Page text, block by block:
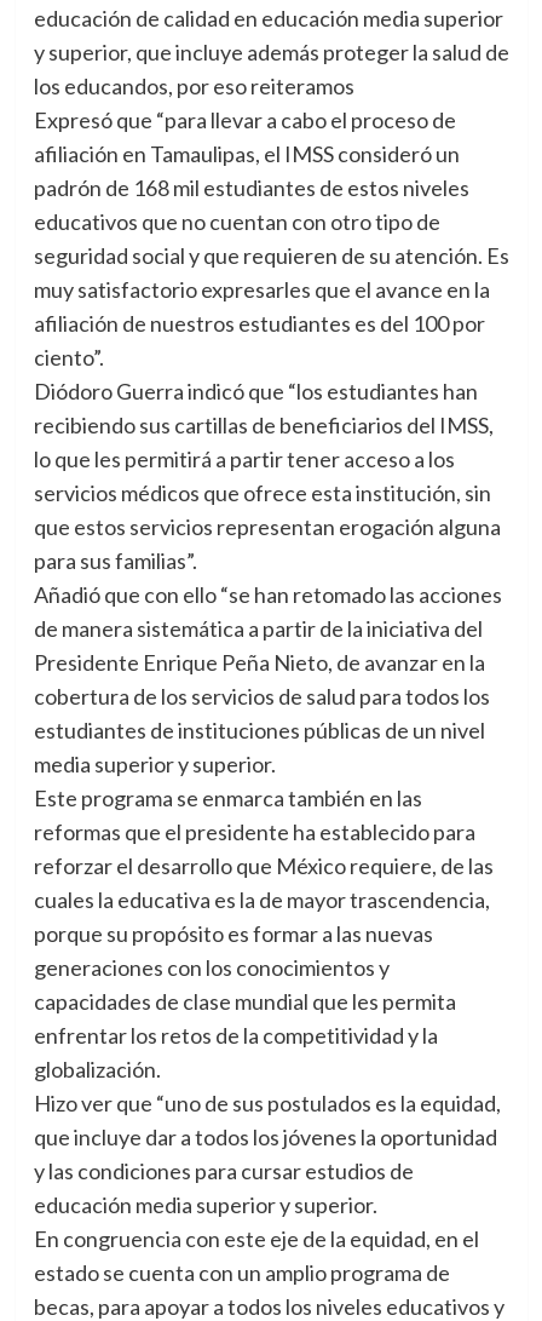
educación de calidad en educación media superior
y superior, que incluye además proteger la salud de
los educandos, por eso reiteramos
Expresó que “para llevar a cabo el proceso de
afiliación en Tamaulipas, el IMSS consideró un
padrón de 168 mil estudiantes de estos niveles
educativos que no cuentan con otro tipo de
seguridad social y que requieren de su atención. Es
muy satisfactorio expresarles que el avance en la
afiliación de nuestros estudiantes es del 100 por
ciento”.
Diódoro Guerra indicó que “los estudiantes han
recibiendo sus cartillas de beneficiarios del IMSS,
lo que les permitirá a partir tener acceso a los
servicios médicos que ofrece esta institución, sin
que estos servicios representan erogación alguna
para sus familias”.
Añadió que con ello “se han retomado las acciones
de manera sistemática a partir de la iniciativa del
Presidente Enrique Peña Nieto, de avanzar en la
cobertura de los servicios de salud para todos los
estudiantes de instituciones públicas de un nivel
media superior y superior.
Este programa se enmarca también en las
reformas que el presidente ha establecido para
reforzar el desarrollo que México requiere, de las
cuales la educativa es la de mayor trascendencia,
porque su propósito es formar a las nuevas
generaciones con los conocimientos y
capacidades de clase mundial que les permita
enfrentar los retos de la competitividad y la
globalización.
Hizo ver que “uno de sus postulados es la equidad,
que incluye dar a todos los jóvenes la oportunidad
y las condiciones para cursar estudios de
educación media superior y superior.
En congruencia con este eje de la equidad, en el
estado se cuenta con un amplio programa de
becas, para apoyar a todos los niveles educativos y